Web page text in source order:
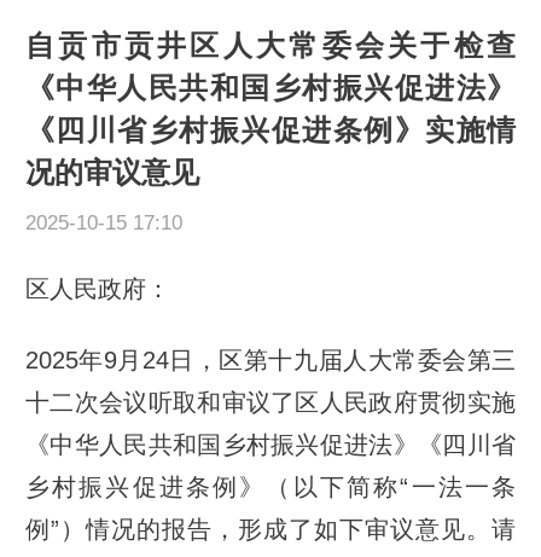
自贡市贡井区人大常委会关于检查
《中华人民共和国乡村振兴促进法》
《四川省乡村振兴促进条例》实施情
况的审议意见
2025-10-15 17:10
区人民政府：
2025年9月24日，区第十九届人大常委会第三
十二次会议听取和审议了区人民政府贯彻实施
《中华人民共和国乡村振兴促进法》《四川省
乡村振兴促进条例》（以下简称“一法一条
例”）情况的报告，形成了如下审议意见。请